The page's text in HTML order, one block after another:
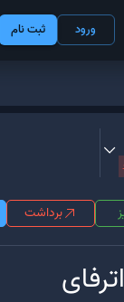
ورود ثبت نام
برداشت
اترفای